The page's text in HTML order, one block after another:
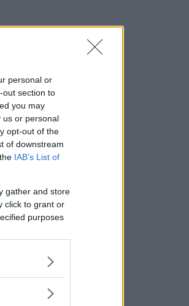
personal or
out section to
you may
us or personal
opt-out of the
of downstream
IAB’s List of
gather and store
click to grant or
purposes